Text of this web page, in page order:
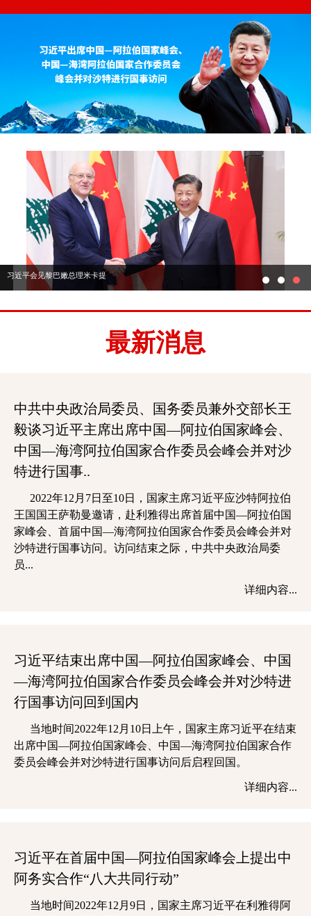
习近平会见黎巴嫩总理米卡提
最新消息
中共中央政治局委员、国务委员兼外交部长王
毅谈习近平主席出席中国—阿拉伯国家峰会、
中国—海湾阿拉伯国家合作委员会峰会并对沙
特进行国事..
2022年12月7日至10日，国家主席习近平应沙特阿拉伯
王国国王萨勒曼邀请，赴利雅得出席首届中国—阿拉伯国
家峰会、首届中国—海湾阿拉伯国家合作委员会峰会并对
沙特进行国事访问。访问结束之际，中共中央政治局委
员...
详细内容...
习近平结束出席中国—阿拉伯国家峰会、中国
—海湾阿拉伯国家合作委员会峰会并对沙特进
行国事访问回到国内
当地时间2022年12月10日上午，国家主席习近平在结束
出席中国—阿拉伯国家峰会、中国—海湾阿拉伯国家合作
委员会峰会并对沙特进行国事访问后启程回国。
详细内容...
习近平在首届中国—阿拉伯国家峰会上提出中
阿务实合作“八大共同行动”
当地时间2022年12月9日，国家主席习近平在利雅得阿